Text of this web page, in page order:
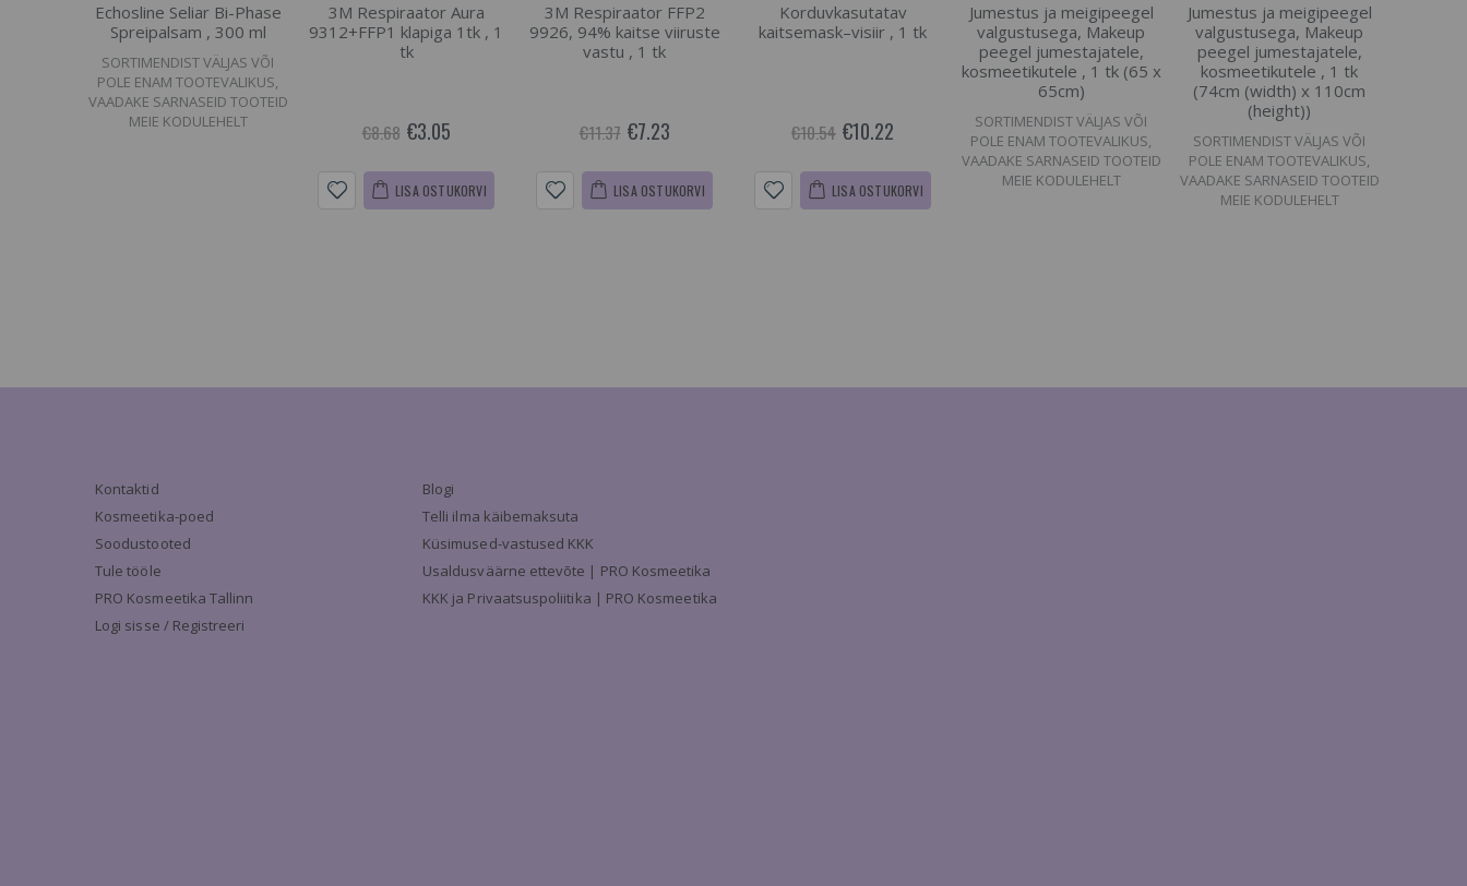
Echosline Seliar Bi-Phase
Spreipalsam , 300 ml
SORTIMENDIST VÄLJAS VÕI
POLE ENAM TOOTEVALIKUS,
VAADAKE SARNASEID TOOTEID
MEIE KODULEHELT
3M Respiraator Aura
9312+FFP1 klapiga 1tk , 1
tk
€8.68 €3.05
LISA OSTUKORVI
3M Respiraator FFP2
9926, 94% kaitse viiruste
vastu , 1 tk
€11.37 €7.23
LISA OSTUKORVI
Korduvkasutatav
kaitsemask–visiir , 1 tk
€10.54 €10.22
LISA OSTUKORVI
Jumestus ja meigipeegel
valgustusega, Makeup
peegel jumestajatele,
kosmeetikutele , 1 tk (65 x
65cm)
SORTIMENDIST VÄLJAS VÕI
POLE ENAM TOOTEVALIKUS,
VAADAKE SARNASEID TOOTEID
MEIE KODULEHELT
Jumestus ja meigipeegel
valgustusega, Makeup
peegel jumestajatele,
kosmeetikutele , 1 tk
(74cm (width) x 110cm
(height))
SORTIMENDIST VÄLJAS VÕI
POLE ENAM TOOTEVALIKUS,
VAADAKE SARNASEID TOOTEID
MEIE KODULEHELT
Kontaktid
Kosmeetika-poed
Soodustooted
Tule tööle
PRO Kosmeetika Tallinn
Logi sisse / Registreeri
Blogi
Telli ilma käibemaksuta
Küsimused-vastused KKK
Usaldusväärne ettevõte | PRO Kosmeetika
KKK ja Privaatsuspoliitika | PRO Kosmeetika